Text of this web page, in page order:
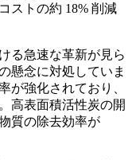
ストの約 18% 削減
る急速な革新が見ら
懸念に対処していま
が強化されており、
高表面積活性炭の開
質の除去効率が